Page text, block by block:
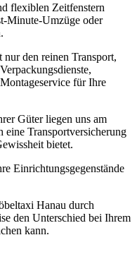
flexiblen Zeitfenstern
Minute-Umzüge oder
den reinen Transport,
für Ihre
Güter liegen uns am
eine Transportversicherung
bietet.
Einrichtungsgegenstände
Hanau durch
den Unterschied bei Ihrem
kann.